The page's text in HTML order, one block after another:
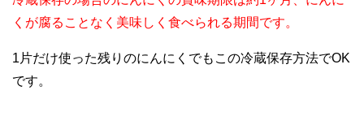
くが腐ることなく美味しく食べられる期間です。
1片だけ使った残りのにんにくでもこの冷蔵保存方法でOK
です。